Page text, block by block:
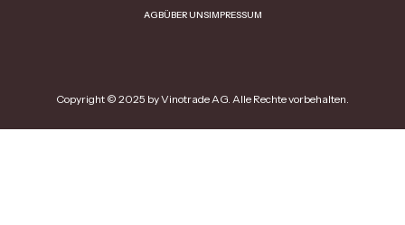
AGBÜBER UNSIMPRESSUM
Copyright © 2025 by Vinotrade AG. Alle Rechte vorbehalten.